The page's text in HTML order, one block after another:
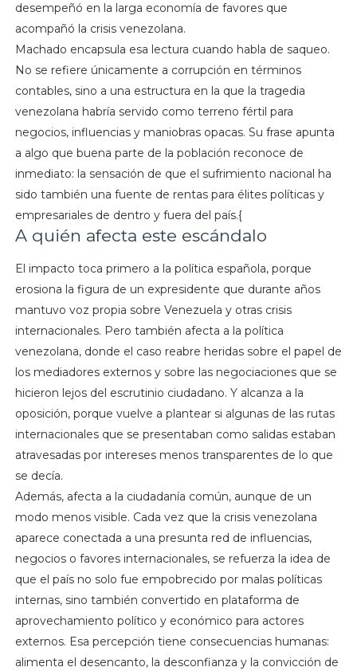
desempeñó en la larga economía de favores que
acompañó la crisis venezolana.
Machado encapsula esa lectura cuando habla de saqueo.
No se refiere únicamente a corrupción en términos
contables, sino a una estructura en la que la tragedia
venezolana habría servido como terreno fértil para
negocios, influencias y maniobras opacas. Su frase apunta
a algo que buena parte de la población reconoce de
inmediato: la sensación de que el sufrimiento nacional ha
sido también una fuente de rentas para élites políticas y
empresariales de dentro y fuera del país.{
A quién afecta este escándalo
El impacto toca primero a la política española, porque
erosiona la figura de un expresidente que durante años
mantuvo voz propia sobre Venezuela y otras crisis
internacionales. Pero también afecta a la política
venezolana, donde el caso reabre heridas sobre el papel de
los mediadores externos y sobre las negociaciones que se
hicieron lejos del escrutinio ciudadano. Y alcanza a la
oposición, porque vuelve a plantear si algunas de las rutas
internacionales que se presentaban como salidas estaban
atravesadas por intereses menos transparentes de lo que
se decía.
Además, afecta a la ciudadanía común, aunque de un
modo menos visible. Cada vez que la crisis venezolana
aparece conectada a una presunta red de influencias,
negocios o favores internacionales, se refuerza la idea de
que el país no solo fue empobrecido por malas políticas
internas, sino también convertido en plataforma de
aprovechamiento político y económico para actores
externos. Esa percepción tiene consecuencias humanas:
alimenta el desencanto, la desconfianza y la convicción de